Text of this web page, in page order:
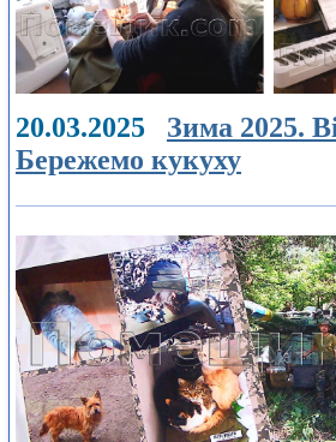
20.03.2025 Зима 2025.
Бережемо кукуху